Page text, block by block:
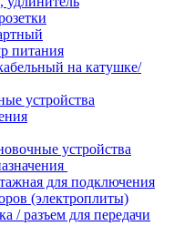
питания
на катушке/
устройства
устройства
для подключения
(электроплиты)
/ разъем для передачи